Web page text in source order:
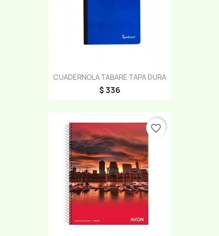
CUADERNOLA TABARE TAPA DURA
$ 336
favorite_border